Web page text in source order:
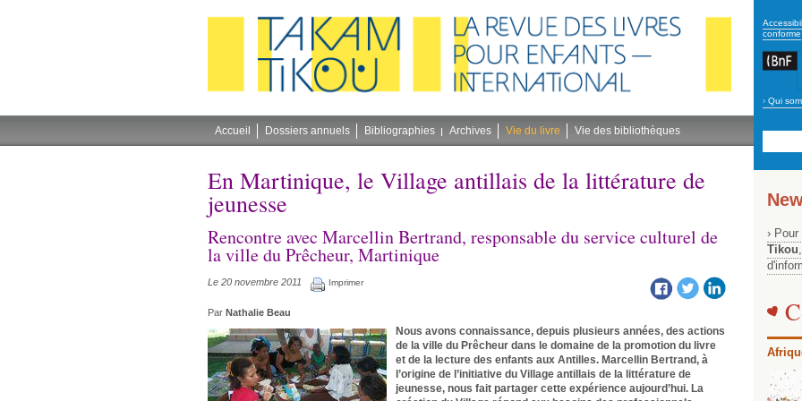
conforme
› Qui
Accueil Dossiers annuels Bibliographies Archives Vie du livre Vie des bibliothèques
En Martinique, le Village antillais de la littérature de
jeunesse
Rencontre avec Marcellin Bertrand, responsable du service culturel de
la ville du Prêcheur, Martinique
Le 20 novembre 2011 Imprimer
Par Nathalie Beau
Nous avons connaissance, depuis plusieurs années, des actions
de la ville du Prêcheur dans le domaine de la promotion du livre
et de la lecture des enfants aux Antilles. Marcellin Bertrand, à
l’origine de l’initiative du Village antillais de la littérature de
jeunesse, nous fait partager cette expérience aujourd’hui. La
›
Tikou